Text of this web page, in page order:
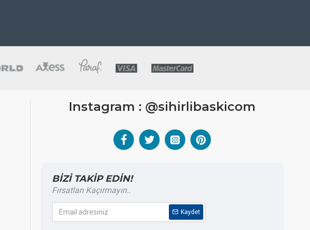
Instagram : @sihirlibaskicom
BİZİ TAKİP EDİN!
Fırsatları Kaçırmayın..
Kaydet